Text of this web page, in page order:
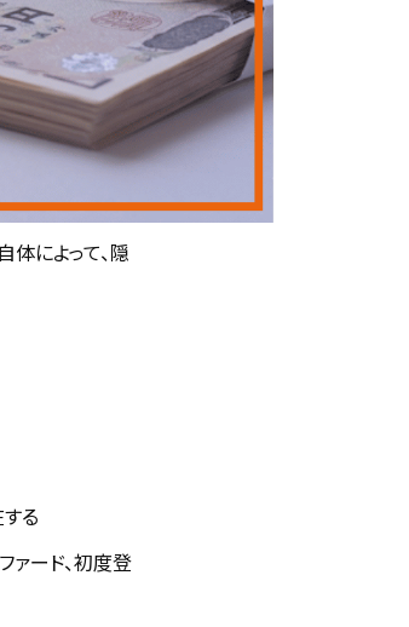
によって、隠
る
ァード、初度登